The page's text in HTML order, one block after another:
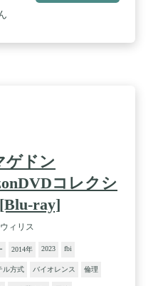
ゲドン
コレクシ
ray]
ィリス
2014年 2023 fbi
ル方式 バイオレンス 倫理